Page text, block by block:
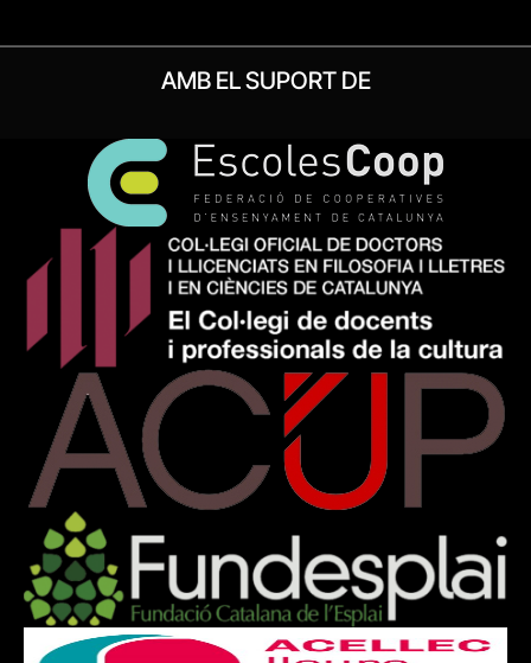
AMB EL SUPORT DE